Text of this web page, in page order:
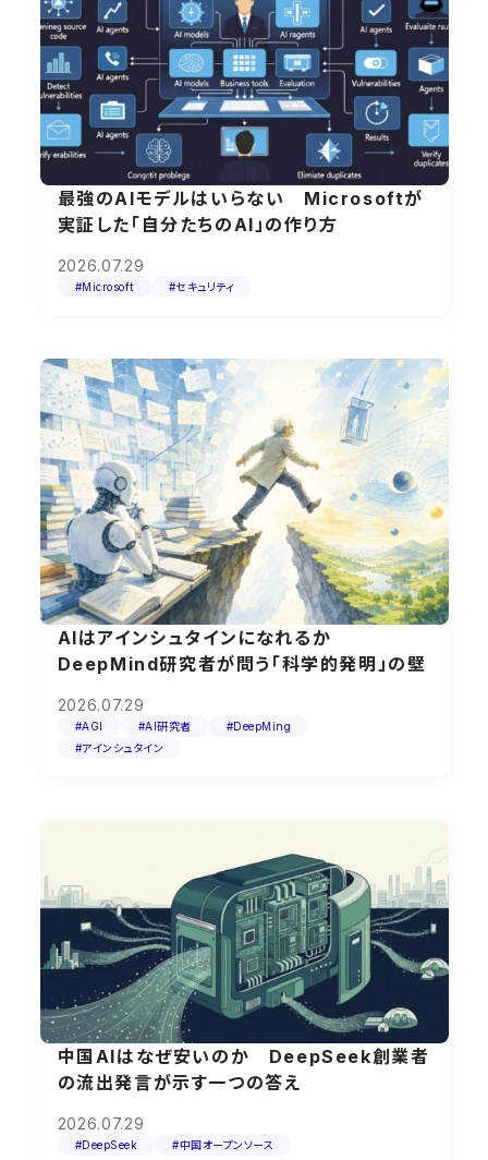
最強のAIモデルはいらない Microsoftが
実証した「自分たちのAI」の作り方
2026.07.29
#Microsoft #セキュリティ
AIはアインシュタインになれるか
DeepMind研究者が問う「科学的発明」の壁
2026.07.29
#AGI #AI研究者
#DeepMing
#アインシュタイン
中国AIはなぜ安いのか DeepSeek創業者
の流出発言が示す一つの答え
2026.07.29
#DeepSeek #中国オープンソース